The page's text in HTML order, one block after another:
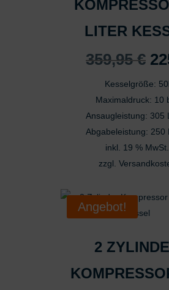
LITER
359,95€
Kesselgröße: 50l
Maximaldruck: 10
Ansaugleistung: 305
Abgabeleistung: 250
inkl. 19 % MwSt.
zzgl.
Angebot!
2